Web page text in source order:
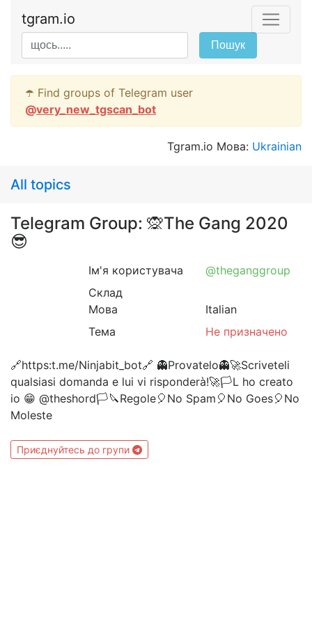
tgram.io
Пошук
☂️ Find groups of Telegram user
@very_new_tgscan_bot
Tgram.io Мова: Ukrainian
All topics
Telegram Group: 🙊The Gang 2020
😎
Ім'я користувача
@theganggroup
Склад
Мова
Italian
Тема
Не призначено
🔗https:t.me/Ninjabit_bot🔗 👻Provatelo👻🚀Scriveteli
qualsiasi domanda e lui vi risponderà!🚀🏳L ho creato
io 😁 @theshord🏳🔪Regole🎈No Spam🎈No Goes🎈No
Moleste
Приєднуйтесь до групи